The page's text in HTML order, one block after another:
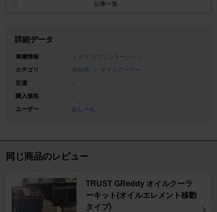
記事一覧
詳細データ
車種情報
トヨタ スプリンタートレノ
カテゴリ
冷却系
オイルクーラー
定価
-
購入価格
-
ユーザー
おしーん
同じ商品のレビュー
TRUST GReddy オイルクーラ
ーキット(オイルエレメント移動
タイプ)